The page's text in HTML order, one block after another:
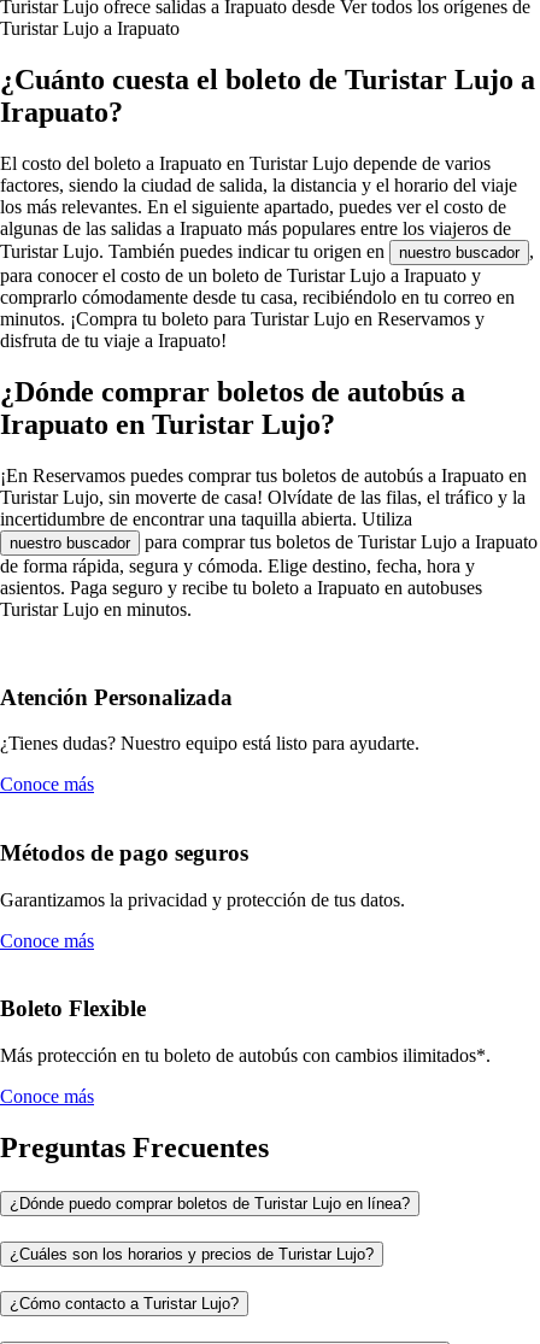
Turistar Lujo ofrece salidas a Irapuato desde Ver todos los orígenes de
Turistar Lujo a Irapuato
¿Cuánto cuesta el boleto de Turistar Lujo a
Irapuato?
El costo del boleto a Irapuato en Turistar Lujo depende de varios
factores, siendo la ciudad de salida, la distancia y el horario del viaje
los más relevantes. En el siguiente apartado, puedes ver el costo de
algunas de las salidas a Irapuato más populares entre los viajeros de
Turistar Lujo. También puedes indicar tu origen en
nuestro buscador ,
para conocer el costo de un boleto de Turistar Lujo a Irapuato y
comprarlo cómodamente desde tu casa, recibiéndolo en tu correo en
minutos. ¡Compra tu boleto para Turistar Lujo en Reservamos y
disfruta de tu viaje a Irapuato!
¿Dónde comprar boletos de autobús a
Irapuato en Turistar Lujo?
¡En Reservamos puedes comprar tus boletos de autobús a Irapuato en
Turistar Lujo, sin moverte de casa! Olvídate de las filas, el tráfico y la
incertidumbre de encontrar una taquilla abierta. Utiliza
nuestro buscador
para comprar tus boletos de Turistar Lujo a Irapuato
de forma rápida, segura y cómoda. Elige destino, fecha, hora y
asientos. Paga seguro y recibe tu boleto a Irapuato en autobuses
Turistar Lujo en minutos.
Atención Personalizada
¿Tienes dudas? Nuestro equipo está listo para ayudarte.
Conoce más
Métodos de pago seguros
Garantizamos la privacidad y protección de tus datos.
Conoce más
Boleto Flexible
Más protección en tu boleto de autobús con cambios ilimitados*.
Conoce más
Preguntas Frecuentes
¿Dónde puedo comprar boletos de Turistar Lujo en línea?
¿Cuáles son los horarios y precios de Turistar Lujo?
¿Cómo contacto a Turistar Lujo?